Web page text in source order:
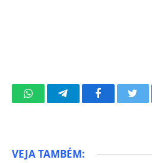
WhatsAppTelegramFacebook
VEJA TAMBÉM: